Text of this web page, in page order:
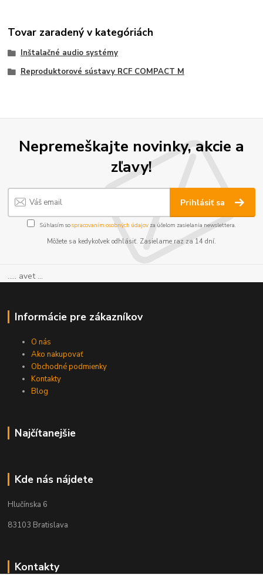
Tovar zaradený v kategóriách
Inštalačné audio systémy
Reproduktorové sústavy RCF COMPACT M
Nepremeškajte novinky, akcie a
zľavy!
Prihlásiť sa
Súhlasím sospracovaním osobných údajov za účelom zasielania newslettera.
Môžete sa kedykoľvek odhlásiť. Zasielame raz za 14 dní.
..... avet ...
Informácie pre zákazníkov
O nás
Ako nakupovať
Obchodné podmienky
Kontakty
Blog
Najčítanejšie
Kde nás nájdete
Hlučínska 6
83103 Bratislava
Kontakty